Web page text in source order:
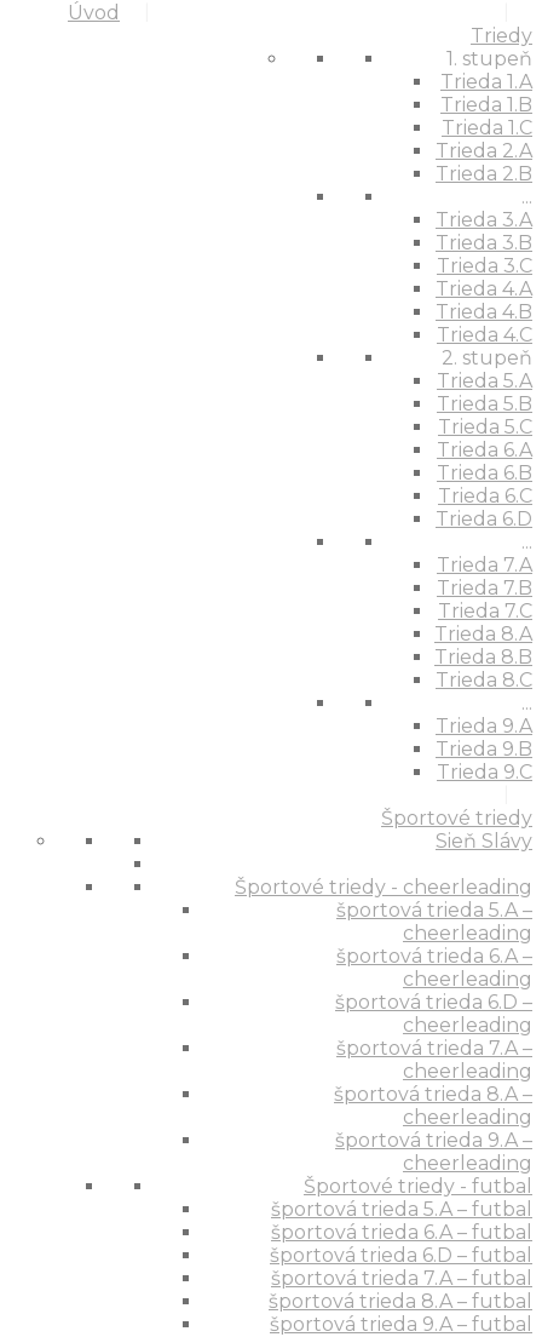
Úvod
Triedy
1. stupeň
Trieda 1.A
Trieda 1.B
Trieda 1.C
Trieda 2.A
Trieda 2.B
...
Trieda 3.A
Trieda 3.B
Trieda 3.C
Trieda 4.A
Trieda 4.B
Trieda 4.C
2. stupeň
Trieda 5.A
Trieda 5.B
Trieda 5.C
Trieda 6.A
Trieda 6.B
Trieda 6.C
Trieda 6.D
...
Trieda 7.A
Trieda 7.B
Trieda 7.C
Trieda 8.A
Trieda 8.B
Trieda 8.C
...
Trieda 9.A
Trieda 9.B
Trieda 9.C
Športové triedy
Sieň Slávy
Športové triedy - cheerleading
športová trieda 5.A –
cheerleading
športová trieda 6.A –
cheerleading
športová trieda 6.D –
cheerleading
športová trieda 7.A –
cheerleading
športová trieda 8.A –
cheerleading
športová trieda 9.A –
cheerleading
Športové triedy - futbal
športová trieda 5.A – futbal
športová trieda 6.A – futbal
športová trieda 6.D – futbal
športová trieda 7.A – futbal
športová trieda 8.A – futbal
športová trieda 9.A – futbal